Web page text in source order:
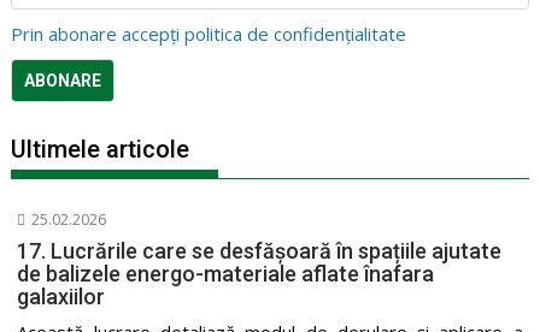
Prin abonare accepți politica de confidențialitate
Ultimele articole
25.02.2026
17. Lucrările care se desfășoară în spațiile ajutate
de balizele energo-materiale aflate înafara
galaxiilor